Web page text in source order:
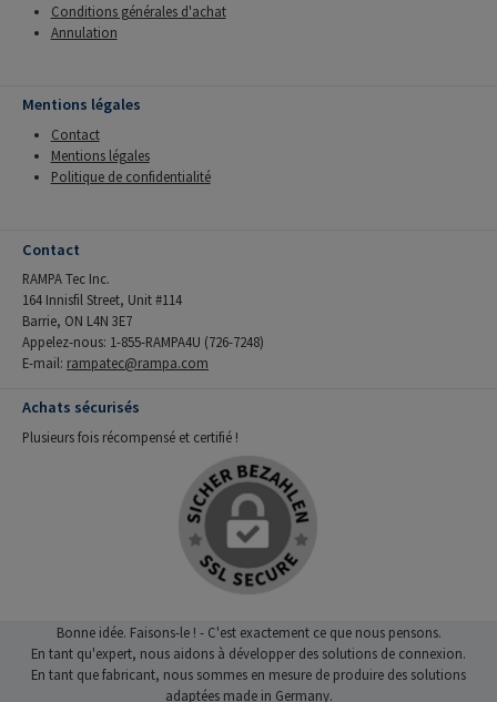
Conditions générales d'achat
Annulation
Mentions légales
Contact
Mentions légales
Politique de confidentialité
Contact
RAMPA Tec Inc.
164 Innisfil Street, Unit #114
Barrie, ON L4N 3E7
Appelez-nous: 1-855-RAMPA4U (726-7248)
E-mail: rampatec@rampa.com
Achats sécurisés
Plusieurs fois récompensé et certifié !
Bonne idée. Faisons-le ! - C'est exactement ce que nous pensons.
En tant qu'expert, nous aidons à développer des solutions de connexion.
En tant que fabricant, nous sommes en mesure de produire des solutions
adaptées made in Germany.